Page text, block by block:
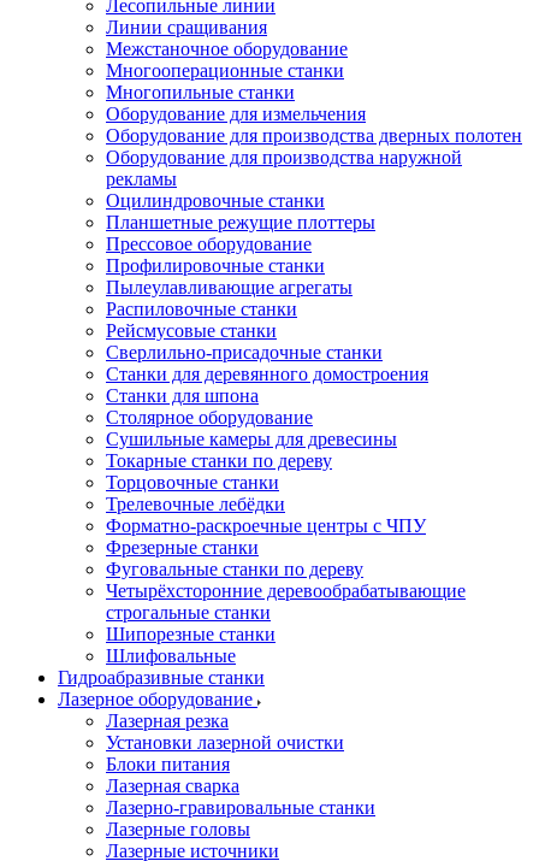
Лесопильные линии
Линии сращивания
Межстаночное оборудование
Многооперационные станки
Многопильные станки
Оборудование для измельчения
Оборудование для производства дверных полотен
Оборудование для производства наружной
рекламы
Оцилиндровочные станки
Планшетные режущие плоттеры
Прессовое оборудование
Профилировочные станки
Пылеулавливающие агрегаты
Распиловочные станки
Рейсмусовые станки
Сверлильно-присадочные станки
Станки для деревянного домостроения
Станки для шпона
Столярное оборудование
Сушильные камеры для древесины
Токарные станки по дереву
Торцовочные станки
Трелевочные лебёдки
Форматно-раскроечные центры с ЧПУ
Фрезерные станки
Фуговальные станки по дереву
Четырёхсторонние деревообрабатывающие
строгальные станки
Шипорезные станки
Шлифовальные
Гидроабразивные станки
Лазерное оборудование
Лазерная резка
Установки лазерной очистки
Блоки питания
Лазерная сварка
Лазерно-гравировальные станки
Лазерные головы
Лазерные источники